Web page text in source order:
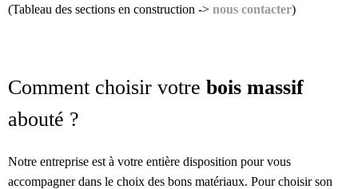
(Tableau des sections en construction -> nous contacter)
Comment choisir votre bois massif
abouté ?
Notre entreprise est à votre entière disposition pour vous
accompagner dans le choix des bons matériaux. Pour choisir son